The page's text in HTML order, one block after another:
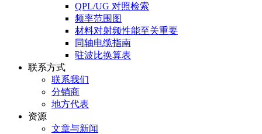
QPL/UG 对照检索
频率范围图
材料对射频性能至关重要
同轴电缆指南
驻波比换算表
联系方式
联系我们
分销商
地方代表
资源
文章与新闻